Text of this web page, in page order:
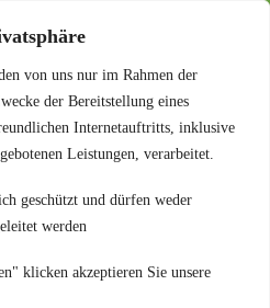
von uns nur im Rahmen der
der Bereitstellung eines
Internetauftritts, inklusive
Leistungen, verarbeitet.
geschützt und dürfen weder
werden
klicken akzeptieren Sie unsere